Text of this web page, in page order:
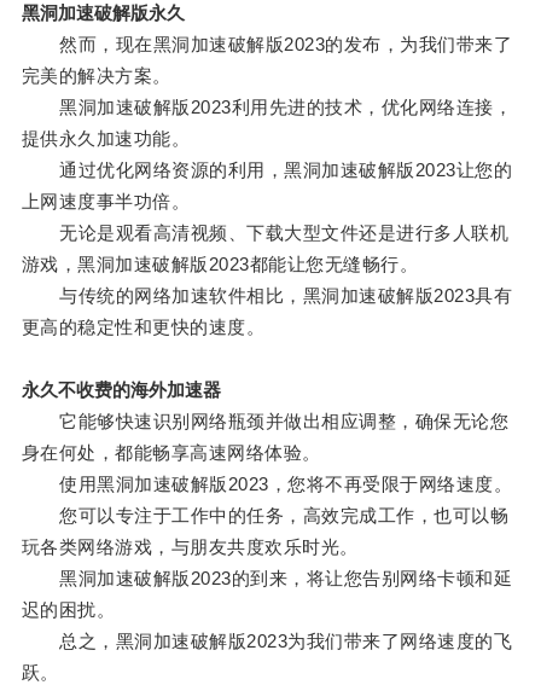
黑洞加速破解版永久
然而，现在黑洞加速破解版2023的发布，为我们带来了
完美的解决方案。
黑洞加速破解版2023利用先进的技术，优化网络连接，
提供永久加速功能。
通过优化网络资源的利用，黑洞加速破解版2023让您的
上网速度事半功倍。
无论是观看高清视频、下载大型文件还是进行多人联机
游戏，黑洞加速破解版2023都能让您无缝畅行。
与传统的网络加速软件相比，黑洞加速破解版2023具有
更高的稳定性和更快的速度。
永久不收费的海外加速器
它能够快速识别网络瓶颈并做出相应调整，确保无论您
身在何处，都能畅享高速网络体验。
使用黑洞加速破解版2023，您将不再受限于网络速度。
您可以专注于工作中的任务，高效完成工作，也可以畅
玩各类网络游戏，与朋友共度欢乐时光。
黑洞加速破解版2023的到来，将让您告别网络卡顿和延
迟的困扰。
总之，黑洞加速破解版2023为我们带来了网络速度的飞
跃。